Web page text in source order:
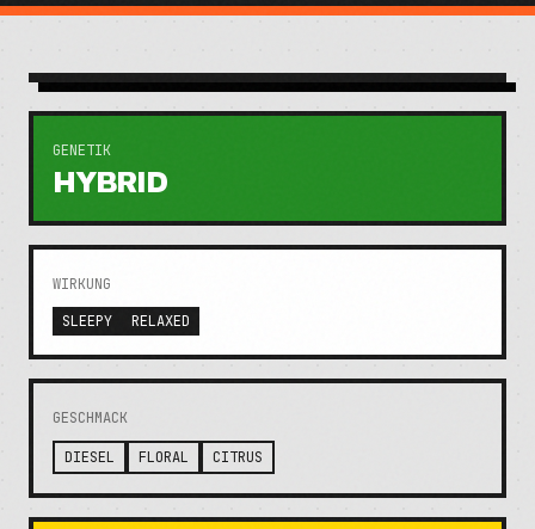
GENETIK
HYBRID
WIRKUNG
SLEEPY
RELAXED
GESCHMACK
DIESEL FLORAL CITRUS